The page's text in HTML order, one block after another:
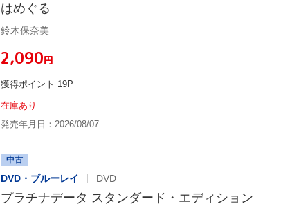
はめぐる
鈴木保奈美
¥2,090円
獲得ポイント 19P
在庫あり
発売年月日：2026/08/07
中古
DVD・ブルーレイ DVD
プラチナデータ スタンダード・エディション